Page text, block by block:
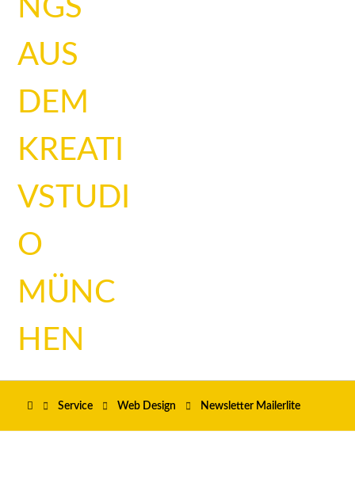
Service Web Design Newsletter Mailerlite